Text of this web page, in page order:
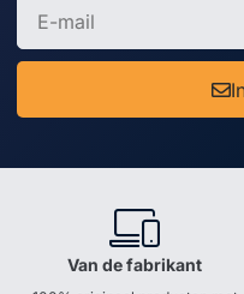
Van de fabrikant